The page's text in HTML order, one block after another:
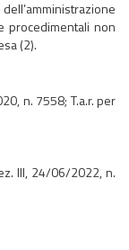
procedimentali non
(2).
n. 7558; T.a.r. per
III, 24/06/2022, n.